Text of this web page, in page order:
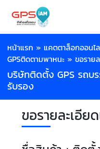
หน้าแรก » แคตตาล็อกออนไ
GPSติดตามพาหนะ » ขอราย
บริษัทติดตั้ง GPS รถบ
รับรอง
ขอรายละเอีย